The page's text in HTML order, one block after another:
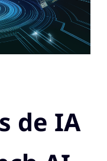
de IA